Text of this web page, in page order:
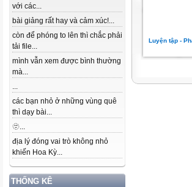
với các...
bài giảng rất hay và cảm xúc!...
còn để phóng to lên thì chắc phải
tải file...
mình vẫn xem được bình thường
mà...
...
các bạn nhỏ ở những vùng quê
thì dạy bài...
🫥...
địa lý đóng vai trò không nhỏ
khiến Hoa Kỳ...
THỐNG KÊ
Luyện tập -